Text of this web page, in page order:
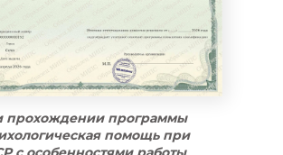
прохождении программы
помощь при